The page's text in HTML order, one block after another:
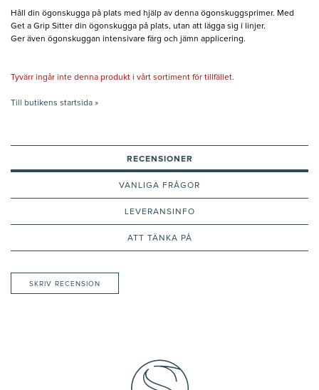
Håll din ögonskugga på plats med hjälp av denna ögonskuggsprimer. Med
Get a Grip Sitter din ögonskugga på plats, utan att lägga sig i linjer.
Ger även ögonskuggan intensivare färg och jämn applicering.
Tyvärr ingår inte denna produkt i vårt sortiment för tillfället.
Till butikens startsida »
RECENSIONER
VANLIGA FRÅGOR
LEVERANSINFO
ATT TÄNKA PÅ
SKRIV RECENSION